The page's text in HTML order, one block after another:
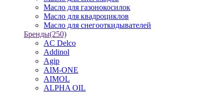
Масло для газонокосилок
Масло для квадроциклов
Масло для снегооткидывателей
Бренды(250)
AC Delco
Addinol
Agip
AIM-ONE
AIMOL
ALPHA OIL